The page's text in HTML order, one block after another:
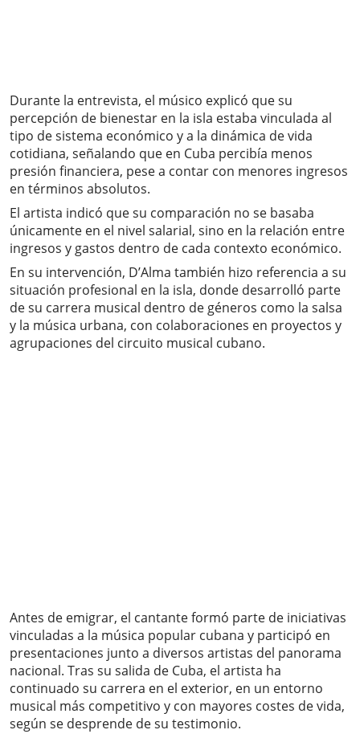
Durante la entrevista, el músico explicó que su
percepción de bienestar en la isla estaba vinculada al
tipo de sistema económico y a la dinámica de vida
cotidiana, señalando que en Cuba percibía menos
presión financiera, pese a contar con menores ingresos
en términos absolutos.
El artista indicó que su comparación no se basaba
únicamente en el nivel salarial, sino en la relación entre
ingresos y gastos dentro de cada contexto económico.
En su intervención, D’Alma también hizo referencia a su
situación profesional en la isla, donde desarrolló parte
de su carrera musical dentro de géneros como la salsa
y la música urbana, con colaboraciones en proyectos y
agrupaciones del circuito musical cubano.
Antes de emigrar, el cantante formó parte de iniciativas
vinculadas a la música popular cubana y participó en
presentaciones junto a diversos artistas del panorama
nacional. Tras su salida de Cuba, el artista ha
continuado su carrera en el exterior, en un entorno
musical más competitivo y con mayores costes de vida,
según se desprende de su testimonio.